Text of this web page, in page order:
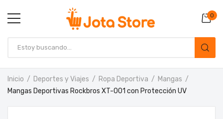
0
Inicio Deportes y Viajes Ropa Deportiva
Mangas
Mangas Deportivas Rockbros XT-001 con Protección UV